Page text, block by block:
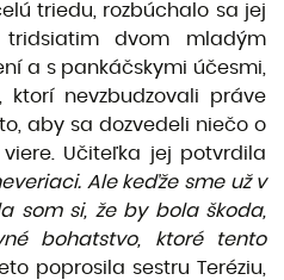
triedu, rozbúchalo sa jej
dvom mladým
a s pankáčskymi účesmi,
ktorí nevzbudzovali práve
aby sa dozvedeli niečo o
Učiteľka jej potvrdila
Ale keďže sme už v
som si, že by bola škoda,
bohatstvo, ktoré tento
po­prosila sestru Teréziu,